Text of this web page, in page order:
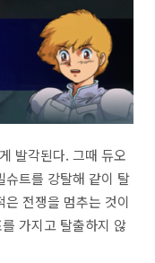
발각된다. 그때 듀오
슈트를 강탈해 같이 탈
전쟁을 멈추는 것이
가지고 탈출하지 않